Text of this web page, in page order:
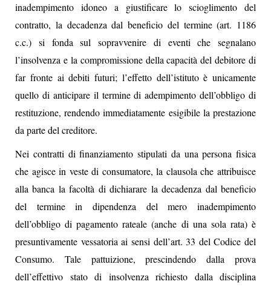
inadempimento idoneo a giustificare lo scioglimento del
contratto, la decadenza dal beneficio del termine (art. 1186
c.c.) si fonda sul sopravvenire di eventi che segnalano
l’insolvenza e la compromissione della capacità del debitore di
far fronte ai debiti futuri; l’effetto dell’istituto è unicamente
quello di anticipare il termine di adempimento dell’obbligo di
restituzione, rendendo immediatamente esigibile la prestazione
da parte del creditore.
Nei contratti di finanziamento stipulati da una persona fisica
che agisce in veste di consumatore, la clausola che attribuisce
alla banca la facoltà di dichiarare la decadenza dal beneficio
del termine in dipendenza del mero inadempimento
dell’obbligo di pagamento rateale (anche di una sola rata) è
presuntivamente vessatoria ai sensi dell’art. 33 del Codice del
Consumo. Tale pattuizione, prescindendo dalla prova
dell’effettivo stato di insolvenza richiesto dalla disciplina